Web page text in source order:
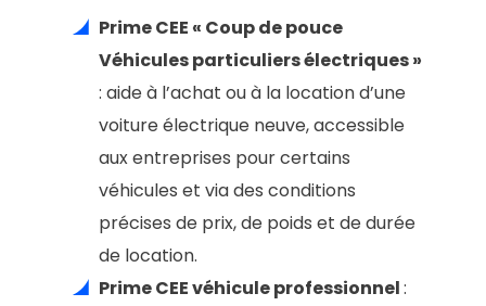
Prime CEE « Coup de pouce
Véhicules particuliers électriques »
: aide à l’achat ou à la location d’une
voiture électrique neuve, accessible
aux entreprises pour certains
véhicules et via des conditions
précises de prix, de poids et de durée
de location.
Prime CEE véhicule professionnel: